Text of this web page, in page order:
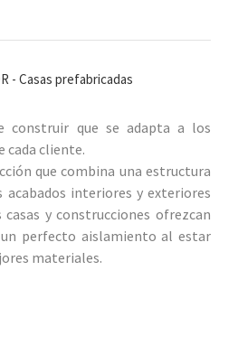
construir que se adapta a los
cada cliente.
que combina una estructura
interiores y exteriores
casas y construcciones ofrezcan
perfecto aislamiento al estar
materiales.